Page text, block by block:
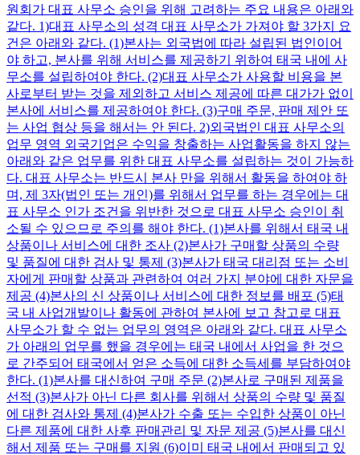
원회가 대표 사무소 승인을 위해 고려하는 주요 내용은 아래와
같다. 1)대표 사무소의 성격 대표 사무소가 가져야 할 3가지 요
건은 아래와 같다. (1)본사는 외국법에 따라 설립된 법인이어
야 하고, 본사를 위해 서비스를 제공하기 위하여 태국 내에 사
무소를 설립하여야 한다. (2)대표 사무소가 사용할 비용을 본
사로부터 받는 것을 제외하고 서비스 제공에 따른 대가가 없이
본사에 서비스를 제공하여야 한다. (3)구매 주문, 판매 제안 또
는 사업 협상 등을 해서는 안 된다. 2)외국법인 대표 사무소의
업무 영역 외국기업은 수익을 창출하는 사업활동을 하지 않는
아래와 같은 업무를 위한 대표 사무소를 설립하는 것이 가능하
다. 대표 사무소는 반드시 본사 만을 위해서 활동을 하여야 하
며, 제 3자(법인 또는 개인)를 위해서 업무를 하는 경우에는 대
표 사무소 인가 조건을 위반한 것으로 대표 사무소 승인이 취
소될 수 있으므로 주의를 해야 한다. (1)본사를 위해서 태국 내
상품이나 서비스에 대한 조사 (2)본사가 구매할 상품의 수량
및 품질에 대한 검사 및 통제 (3)본사가 태국 대리점 또는 소비
자에게 판매할 상품과 관련하여 여러 가지 분야에 대한 자문을
제공 (4)본사의 신 상품이나 서비스에 대한 정보를 배포 (5)태
국 내 사업개발이나 활동에 관하여 본사에 보고 참고로 대표
사무소가 할 수 없는 업무의 영역은 아래와 같다. 대표 사무소
가 아래의 업무를 했을 경우에는 태국 내에서 사업을 한 것으
로 간주되어 태국에서 얻은 소득에 대한 소득세를 부담하여야
한다. (1)본사를 대신하여 구매 주문 (2)본사로 구매된 제품을
선적 (3)본사가 아닌 다른 회사를 위해서 상품의 수량 및 품질
에 대한 검사와 통제 (4)본사가 수출 또는 수입한 상품이 아닌
다른 제품에 대한 사후 판매관리 및 자문 제공 (5)본사를 대신
해서 제품 또는 구매를 지원 (6)이미 태국 내에서 판매되고 있